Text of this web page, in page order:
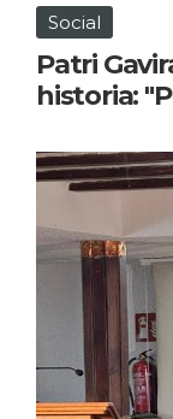
Social
Patri
historia: